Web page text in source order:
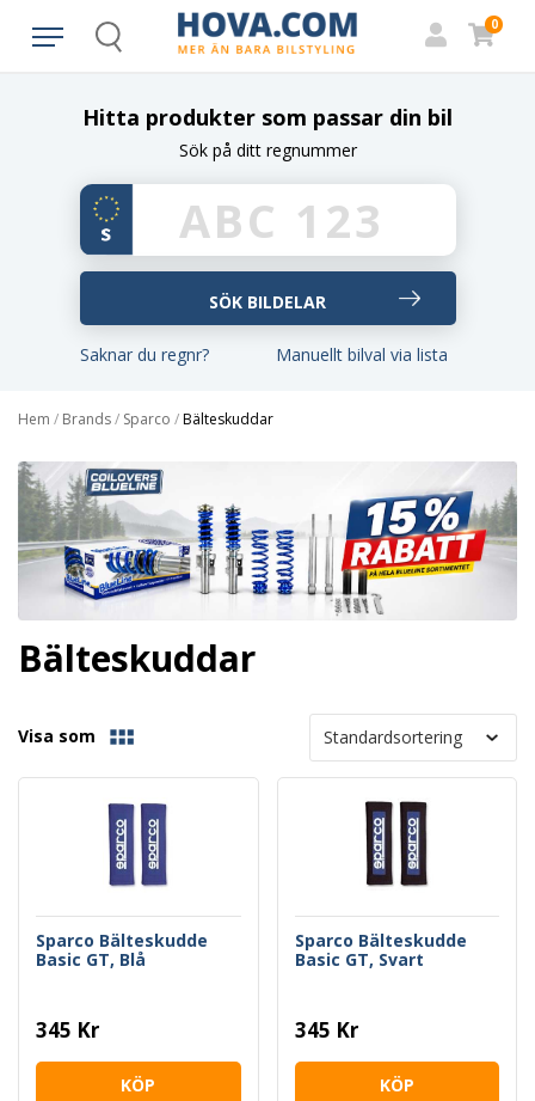
Search
0
Hitta produkter som passar din bil
Sök på ditt regnummer
Saknar du regnr? Manuellt bilval via lista
Hem / Brands/ Sparco /Bälteskuddar
Bälteskuddar
Visa som
Sparco Bälteskudde
Basic GT, Blå
345 Kr
KÖP
Sparco Bälteskudde
Basic GT, Svart
345 Kr
KÖP